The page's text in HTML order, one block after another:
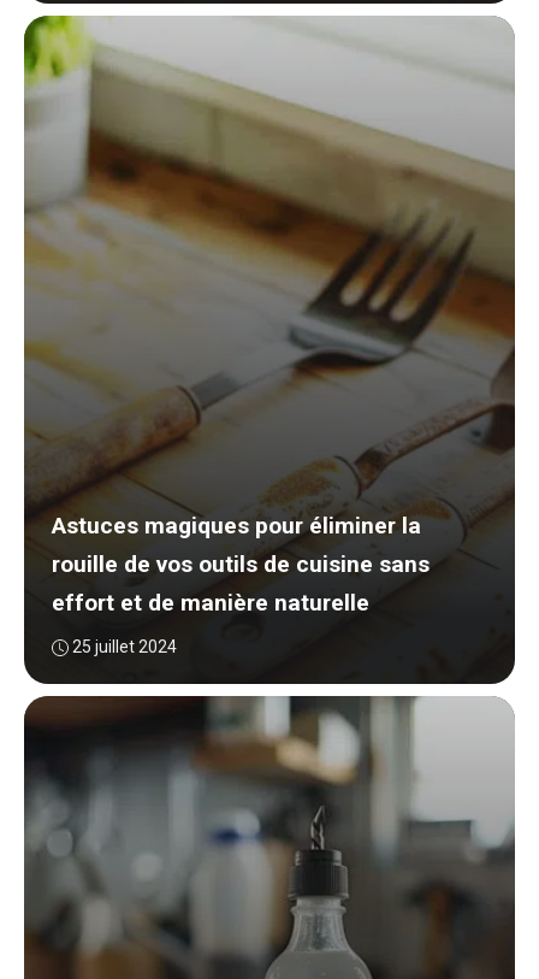
Astuces magiques pour éliminer la
rouille de vos outils de cuisine sans
effort et de manière naturelle
25 juillet 2024